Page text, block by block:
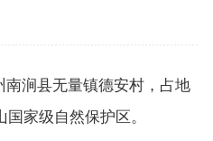
涧县无量镇德安村，占地
家级自然保护区。